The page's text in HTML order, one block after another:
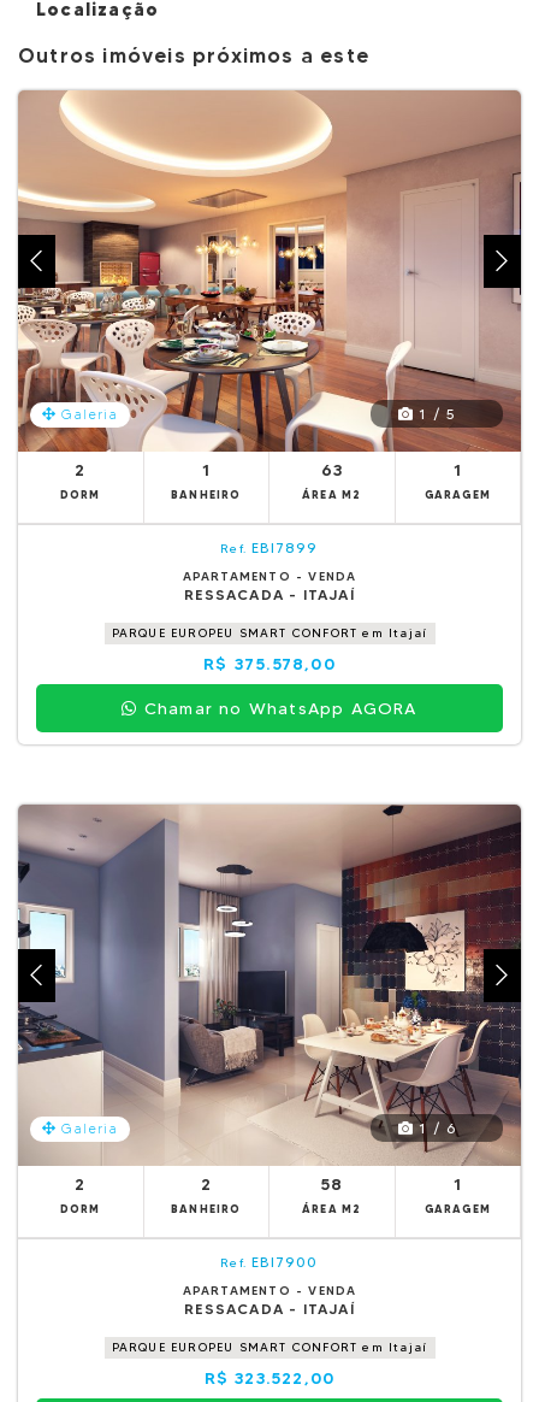
Localização
Outros imóveis próximos a este
Galeria 1 / 5
2
DORM
1
BANHEIRO
63
ÁREA M2
1
GARAGEM
Ref. EBI7899
APARTAMENTO - VENDA
RESSACADA - ITAJAÍ
PARQUE EUROPEU SMART CONFORT em Itajaí
R$ 375.578,00
Chamar no WhatsApp AGORA
Galeria 1 / 6
2
DORM
2
BANHEIRO
58
ÁREA M2
1
GARAGEM
Ref. EBI7900
APARTAMENTO - VENDA
RESSACADA - ITAJAÍ
PARQUE EUROPEU SMART CONFORT em Itajaí
R$ 323.522,00